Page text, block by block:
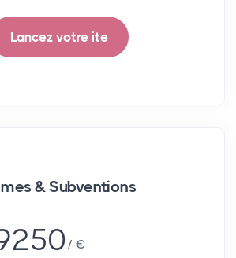
Lancez votre ite
& Subventions
€